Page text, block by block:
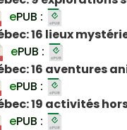
ePUB :
16 lieux
ePUB :
16 aventures
ePUB :
19 activités
ePUB :